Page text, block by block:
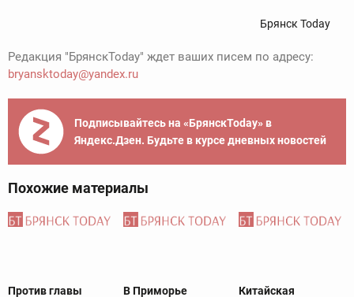
Брянск Today
Редакция "БрянскToday" ждет ваших писем по адресу:
bryansktoday@yandex.ru
Подписывайтесь на «БрянскToday» в
Яндекс.Дзен. Будьте в курсе дневных новостей
Похожие материалы
Против главы
В Приморье
Китайская